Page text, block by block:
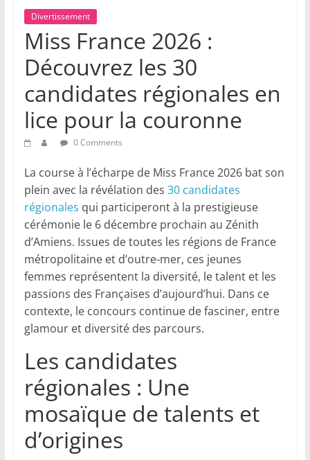
Divertissement
Miss France 2026 :
Découvrez les 30
candidates régionales en
lice pour la couronne
0 Comments
La course à l’écharpe de Miss France 2026 bat son
plein avec la révélation des 30 candidates
régionales qui participeront à la prestigieuse
cérémonie le 6 décembre prochain au Zénith
d’Amiens. Issues de toutes les régions de France
métropolitaine et d’outre-mer, ces jeunes
femmes représentent la diversité, le talent et les
passions des Françaises d’aujourd’hui. Dans ce
contexte, le concours continue de fasciner, entre
glamour et diversité des parcours.
Les candidates
régionales : Une
mosaïque de talents et
d’origines